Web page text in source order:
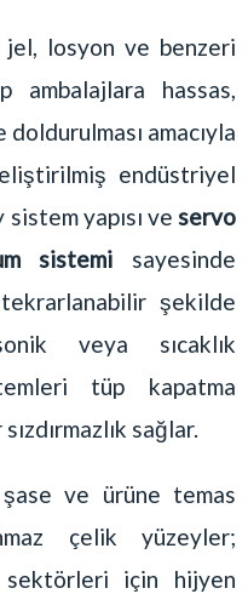
jel, losyon ve benzeri
ambalajlara hassas,
amacıyla
endüstriyel
yapısı ve servo
sistemi sayesinde
şekilde
veya sıcaklık
tüp kapatma
sağlar.
ve ürüne temas
çelik yüzeyler;
için hijyen